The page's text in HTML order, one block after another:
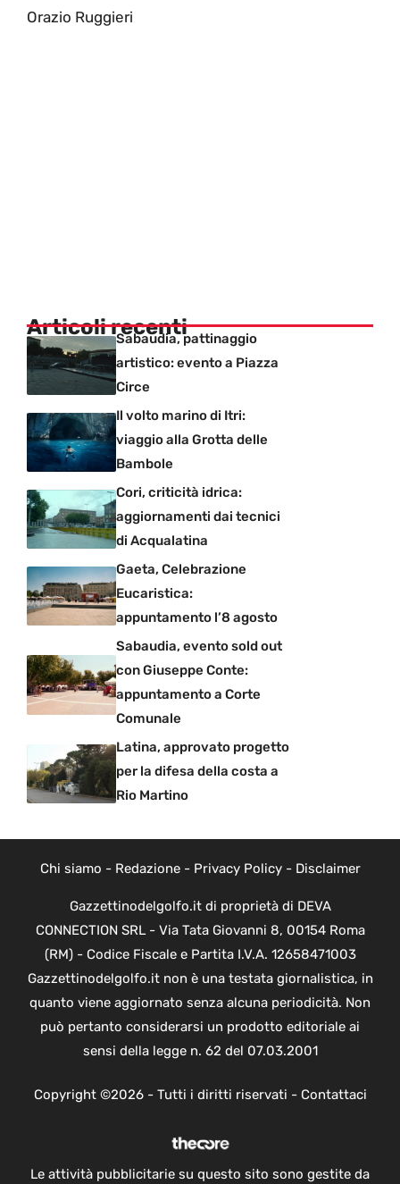
Orazio Ruggieri
Articoli recentiSabaudia, pattinaggio
artistico: evento a Piazza
Circe
Il volto marino di Itri:
viaggio alla Grotta delle
Bambole
Cori, criticità idrica:
aggiornamenti dai tecnici
di Acqualatina
Gaeta, Celebrazione
Eucaristica:
appuntamento l’8 agosto
Sabaudia, evento sold out
con Giuseppe Conte:
appuntamento a Corte
Comunale
Latina, approvato progetto
per la difesa della costa a
Rio Martino
Chi siamo - Redazione- Privacy Policy- Disclaimer
Gazzettinodelgolfo.it di proprietà di DEVA
CONNECTION SRL - Via Tata Giovanni 8, 00154 Roma
(RM) - Codice Fiscale e Partita I.V.A. 12658471003
Gazzettinodelgolfo.it non è una testata giornalistica, in
quanto viene aggiornato senza alcuna periodicità. Non
può pertanto considerarsi un prodotto editoriale ai
sensi della legge n. 62 del 07.03.2001
Copyright ©2026 - Tutti i diritti riservati - Contattaci
Le attività pubblicitarie su questo sito sono gestite da